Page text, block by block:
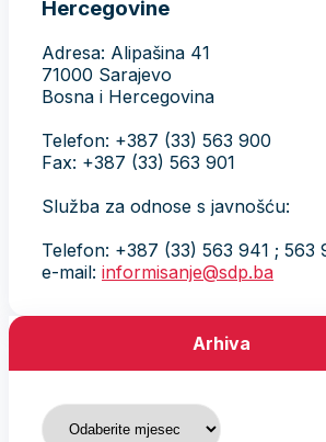
Hercegovine
Adresa: Alipašina 41
71000 Sarajevo
Bosna i Hercegovina
Telefon: +387 (33) 563 900
Fax: +387 (33) 563 901
Služba za odnose s javnošću:
Telefon: +387 (33) 563 941 ; 563
e-mail: informisanje@sdp.ba
Arhiva
Arhiva